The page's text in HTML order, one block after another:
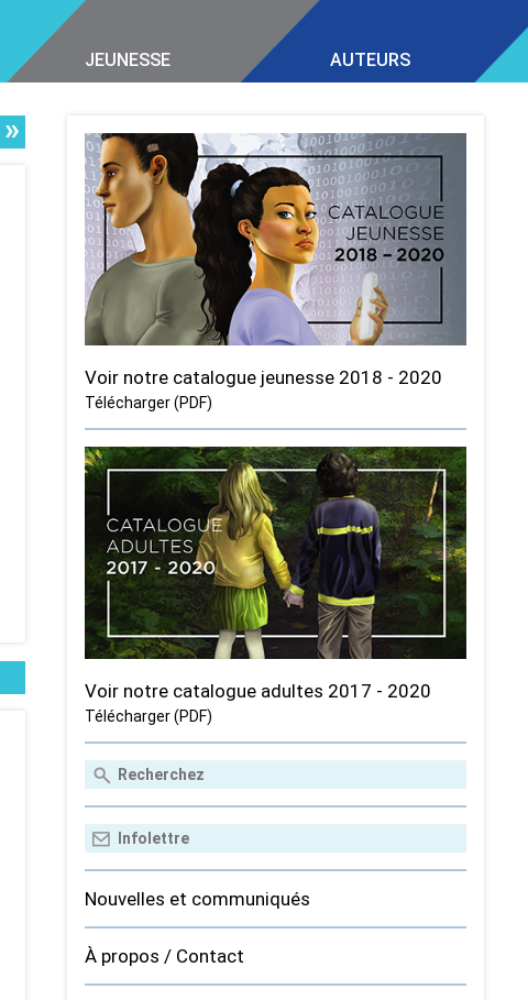
JEUNESSE AUTEURS
»
Voir notre catalogue jeunesse 2018 - 2020
Télécharger (PDF)
Voir notre catalogue adultes 2017 - 2020
Télécharger (PDF)
Nouvelles et communiqués
À propos / Contact